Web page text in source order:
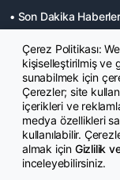
• Son Dakika
• Memurlar Haberleri
• Ekonomi Haberleri
• Yaşam Haberleri
• Mahkeme Kararları
Haberleri
Çerez Politikası:
kişiselleştirilmiş ve
sunabilmek için
Çerezler; site
içerikleri ve
medya özellikleri
kullanılabilir.
almak için Gizlilik
inceleyebilirsiniz.